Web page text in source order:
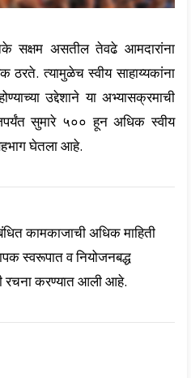
सक्षम असतील तेवढे आमदारांना
ठरते. त्यामुळेच स्वीय साहाय्यकांना
उद्देशाने या अभ्यासक्रमाची
सुमारे ५०० हून अधिक स्वीय
घेतला आहे.
कामकाजाची अधिक माहिती
स्वरूपात व नियोजनबद्ध
रचना करण्यात आली आहे.